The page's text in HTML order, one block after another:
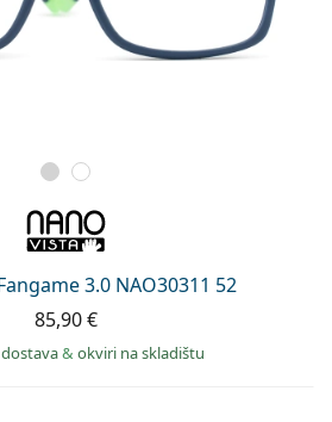
3.0 NAO30311 52
85,90 €
& okviri na skladištu